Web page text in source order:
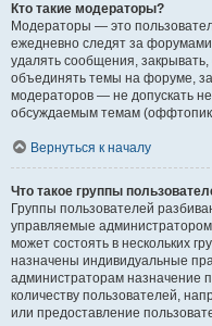
Кто такие модераторы?
Модераторы — это
ежедневно следят за
удалять сообщения,
объединять темы на форуме,
модераторов — не допускать
обсуждаемым темам
Вернуться к началу
Что такое группы
Группы пользователей
управляемые
может состоять в нескольких
назначены индивидуальные
администраторам назначение
количеству пользователей,
или предоставление